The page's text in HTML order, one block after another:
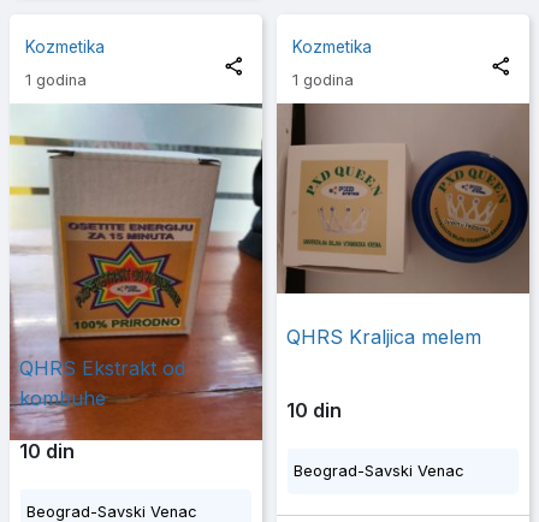
Kozmetika
1 godina
QHRS Ekstrakt od
kombuhe
10 din
Beograd-Savski Venac
Kozmetika
1 godina
QHRS Kraljica melem
10 din
Beograd-Savski Venac